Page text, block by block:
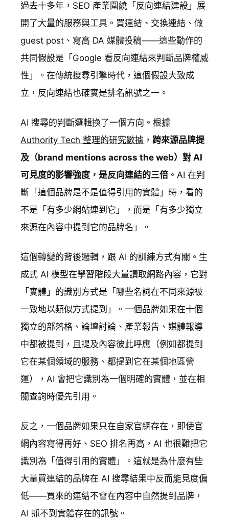
過去十多年，SEO 產業圍繞「反向連結建設」展
開了大量的服務與工具。買連結、交換連結、做
guest post、寫高 DA 媒體投稿——這些動作的
共同假設是「Google 看反向連結來判斷品牌權威
性」。在傳統搜尋引擎時代，這個假設大致成
立，反向連結也確實是排名訊號之一。
AI 搜尋的判斷邏輯換了一個方向。根據
Authority Tech 整理的研究數據 ， 跨來源品牌提
及（brand mentions across the web）對 AI
可見度的影響強度，是反向連結的三倍 。AI 在判
斷「這個品牌是不是值得引用的實體」時，看的
不是「有多少網站連到它」，而是「有多少獨立
來源在內容中提到它的品牌名」。
這個轉變的背後邏輯，跟 AI 的訓練方式有關。生
成式 AI 模型在學習階段大量讀取網路內容，它對
「實體」的識別方式是「哪些名詞在不同來源被
一致地以類似方式提到」。一個品牌如果在十個
獨立的部落格、論壇討論、產業報告、媒體報導
中都被提到，且提及內容彼此呼應（例如都提到
它在某個領域的服務、都提到它在某個地區營
運），AI 會把它識別為一個明確的實體，並在相
關查詢時優先引用。
反之，一個品牌如果只在自家官網存在，即使官
網內容寫得再好、SEO 排名再高，AI 也很難把它
識別為「值得引用的實體」。這就是為什麼有些
大量買連結的品牌在 AI 搜尋結果中反而能見度偏
低——買來的連結不會在內容中自然提到品牌，
AI 抓不到實體存在的訊號。